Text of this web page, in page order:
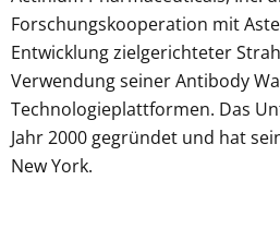
Forschungskooperation mit
Entwicklung zielgerichteter
Verwendung seiner Antibody
Technologieplattformen. Das
Jahr 2000 gegründet und hat
New York.